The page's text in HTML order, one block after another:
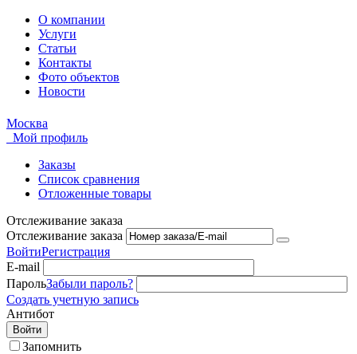
О компании
Услуги
Статьи
Контакты
Фото объектов
Новости
Москва
Мой профиль
Заказы
Список сравнения
Отложенные товары
Отслеживание заказа
Отслеживание заказа
ВойтиРегистрация
E-mail
ПарольЗабыли пароль?
Создать учетную запись
Антибот
Войти
Запомнить